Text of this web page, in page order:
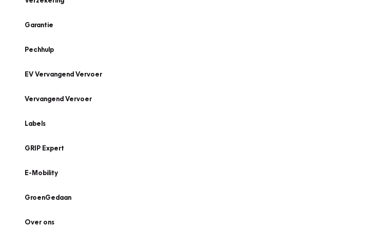
Garantie
Pechhulp
EV Vervangend Vervoer
Vervangend Vervoer
Labels
GRIP Expert
E-Mobility
GroenGedaan
Over ons